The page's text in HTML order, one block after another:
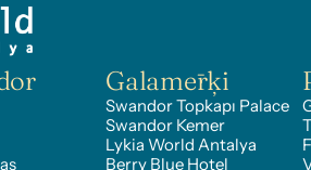
Galamērķi
Swandor Topkapı Palace
Swandor Kemer
Lykia World Antalya
Berry Blue Hotel